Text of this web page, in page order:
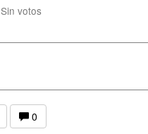
Sin votos
0